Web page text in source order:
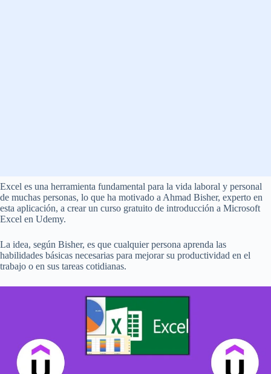
Excel es una herramienta fundamental para la vida laboral y personal
de muchas personas, lo que ha motivado a Ahmad Bisher, experto en
esta aplicación, a crear un curso gratuito de introducción a Microsoft
Excel en Udemy.
La idea, según Bisher, es que cualquier persona aprenda las
habilidades básicas necesarias para mejorar su productividad en el
trabajo o en sus tareas cotidianas.